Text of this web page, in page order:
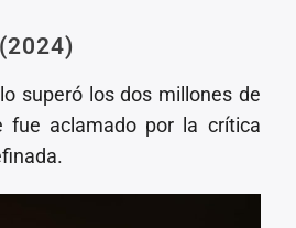
superó los dos millones de
fue aclamado por la crítica